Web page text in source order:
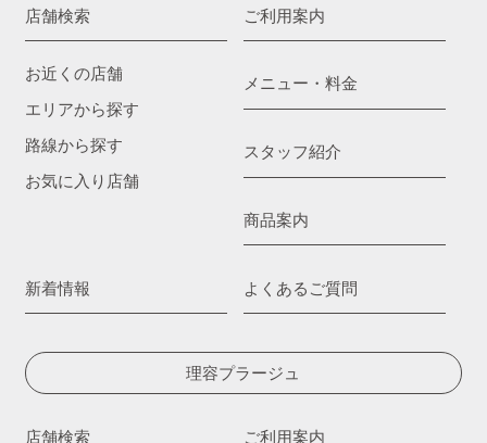
店舗検索
お近くの店舗
エリアから探す
路線から探す
お気に入り店舗
ご利用案内
メニュー・料金
スタッフ紹介
商品案内
新着情報 よくあるご質問
理容プラージュ
店舗検索 ご利用案内